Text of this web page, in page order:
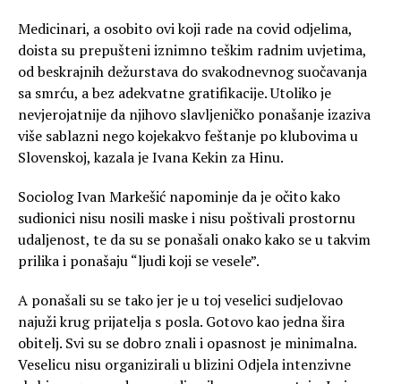
Medicinari, a osobito ovi koji rade na covid odjelima,
doista su prepušteni iznimno teškim radnim uvjetima,
od beskrajnih dežurstava do svakodnevnog suočavanja
sa smrću, a bez adekvatne gratifikacije. Utoliko je
nevjerojatnije da njihovo slavljeničko ponašanje izaziva
više sablazni nego kojekakvo feštanje po klubovima u
Slovenskoj, kazala je Ivana Kekin za Hinu.
Sociolog Ivan Markešić napominje da je očito kako
sudionici nisu nosili maske i nisu poštivali prostornu
udaljenost, te da su se ponašali onako kako se u takvim
prilika i ponašaju “ljudi koji se vesele”.
A ponašali su se tako jer je u toj veselici sudjelovao
najuži krug prijatelja s posla. Gotovo kao jedna šira
obitelj. Svi su se dobro znali i opasnost je minimalna.
Veselicu nisu organizirali u blizini Odjela intenzivne